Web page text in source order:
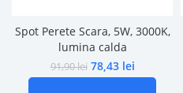
Spot Perete Scara, 5W, 3000K,
lumina calda
91,90lei 78,43 lei